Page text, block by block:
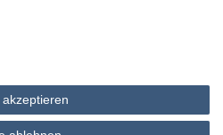
und Maschinen
akzeptieren